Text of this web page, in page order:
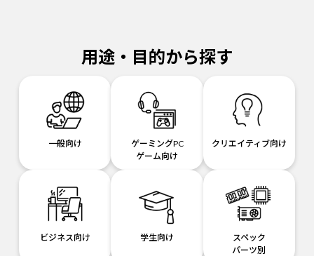
用途・目的から探す
一般向け
ゲーミングPC
ゲーム向け
クリエイティブ向け
ビジネス向け 学生向け
スペック
パーツ別